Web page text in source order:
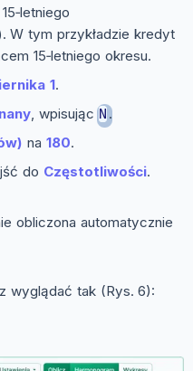
W tym przykładzie kredyt
15‑letniego okresu.
1.
, wpisującN .
na 180.
do Częstotliwości.
obliczona automatycznie
wyglądać tak (Rys. 6):